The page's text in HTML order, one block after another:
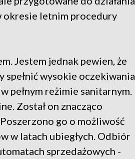
okresie letnim procedury
Jestem jednak pewien, że
spełnić wysokie oczekiwania
pełnym reżimie sanitarnym.
Został on znacząco
go o możliwość
w latach ubiegłych. Odbiór
sprzedażowych -